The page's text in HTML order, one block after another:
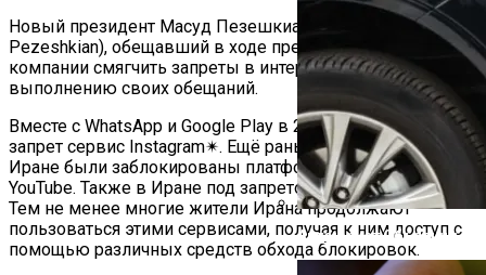
Автоюрист Объяснил,
Новый президент Масуд Пезешкиан (Masoud
Pezeshkian), обещавший в ходе предвыборной
компании смягчить запреты в интернете, приступил к
выполнению своих обещаний.
Вместе с WhatsApp и Google Play в 2022 году подпал под
запрет сервис Instagram✴. Ещё раньше, в 2009 году, в
Иране были заблокированы платформы Facebook✴, X и
YouTube. Также в Иране под запретом TikTok и Telegram.
Тем не менее многие жители Ирана продолжают
пользоваться этими сервисами, получая к ним доступ с
помощью различных средств обхода блокировок.